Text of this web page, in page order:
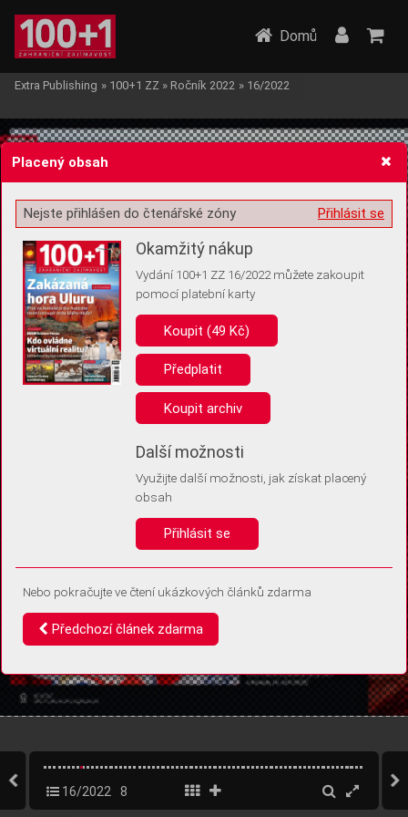
Žádost o souhlas s ukládáním volitelných informací
Pro základní fungování webu nepotřebujeme ukládat žádné informace
(tzv. cookies apod.). Rádi bychom vás ale požádali o souhlas s
uložením volitelných informací:
Anonymní unikátní ID
Díky němu příště poznáme, že se jedná o stejné zařízení, a
Identifikátor je zcela anonymní.
Vaše souhlasy a odmítnutí si ukládáme do vašeho zařízení, abychom se
vás už příště znovu neptali. Můžete je kdykoli později upravit ve Správě
Domů
Extra Publishing » 100+1 ZZ » Ročník 2022 » 16/2022
16/2022 8
Placený obsah
Přihlásit se
Nejste přihlášen do čtenářské zóny
Okamžitý nákup
Vydání 100+1 ZZ 16/2022 můžete zakoupit
pomocí platební karty
Koupit (49 Kč)
Předplatit
Koupit archiv
Další možnosti
Využijte další možnosti, jak získat placený
obsah
Přihlásit se
Nebo pokračujte ve čtení ukázkových článků zdarma
Předchozí článek zdarma